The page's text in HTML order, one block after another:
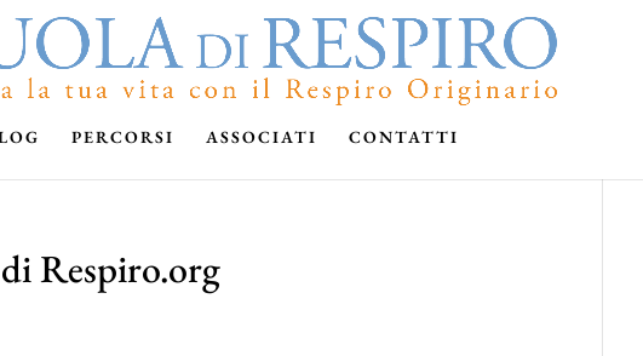
PERCORSI ASSOCIATI CONTATTI
Respiro.org